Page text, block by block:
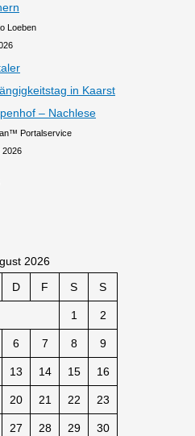
Loeben
in Kaarst
– Nachlese
Portalservice
2026
2026
D F S S
1 2
6 7 8 9
13 14 15 16
20 21 22 23
27 28 29 30